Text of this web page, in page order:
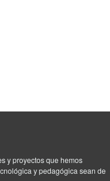
y proyectos que hemos
y pedagógica sean de